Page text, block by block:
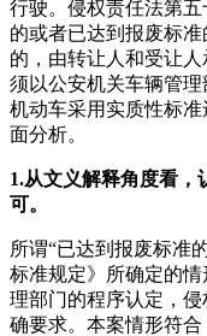
行驶。侵权责任法第
的或者已达到报废标
的，由转让人和受让
须以公安机关车辆管
机动车采用实质性标
面分析。
1.从文义解释角度看，
可。
所谓“已达到报废标准
标准规定》所确定的
理部门的程序认定，
确要求。本案情形符